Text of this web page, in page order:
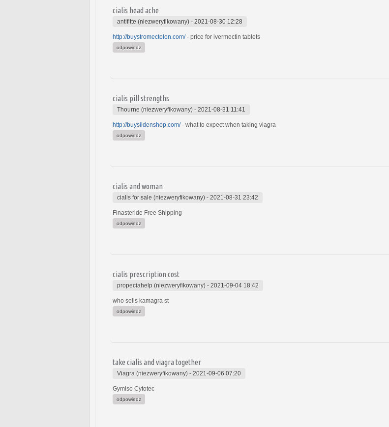
cialis head ache
antifitte (niezweryfikowany) - 2021-08-30 12:28
http://buystromectolon.com/- price for ivermectin tablets
odpowiedz
cialis pill strengths
Thourne (niezweryfikowany) - 2021-08-31 11:41
http://buysildenshop.com/- what to expect when taking viagra
odpowiedz
cialis and woman
cialis for sale (niezweryfikowany) - 2021-08-31 23:42
Finasteride Free Shipping
odpowiedz
cialis prescription cost
propeciahelp (niezweryfikowany) - 2021-09-04 18:42
who sells kamagra st
odpowiedz
take cialis and viagra together
Viagra (niezweryfikowany) - 2021-09-06 07:20
Gymiso Cytotec
odpowiedz